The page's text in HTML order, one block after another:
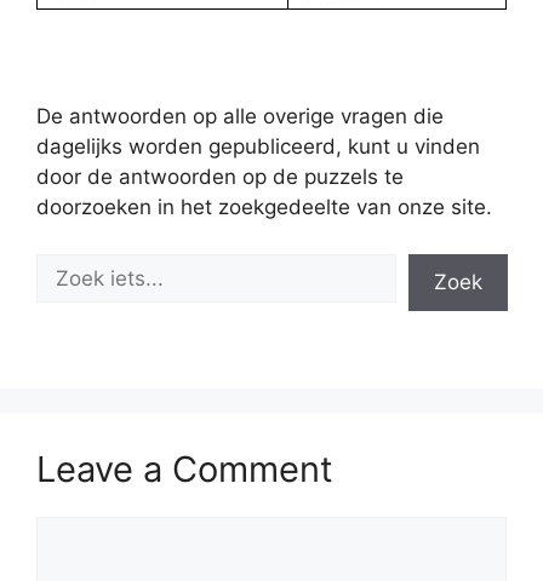
De antwoorden op alle overige vragen die
dagelijks worden gepubliceerd, kunt u vinden
door de antwoorden op de puzzels te
doorzoeken in het zoekgedeelte van onze site.
Zoek
Leave a Comment